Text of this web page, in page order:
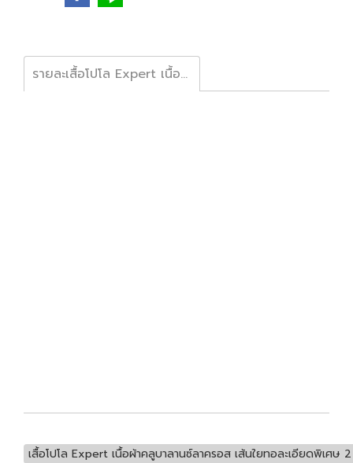
รายละเสื้อโปโล Expert เนื้อผ้าคลูบาลานซ์ลาครอส เส้นใยทอละเอียดพิเศษ 2 ชั้น ระบายอากาศดีเยี่ยมไม่มีกลิ่นอับ ไม่ยืดย้วย สีไม่ตก ใส่สบายไม่ร้อน พร้อมบริการปักและออกแบบโลโก้ #เสื้อโปโลราคาส่ง #รับปักโลโก้ #ซุ้มไก่ชน #ฟาร์มไก่ชน #รับออกแบบ #เสื้อยูนิฟอร์ม
เสื้อโปโล Expert เนื้อผ้าคลูบาลานซ์ลาครอส เส้นใยทอละเอียดพิเ